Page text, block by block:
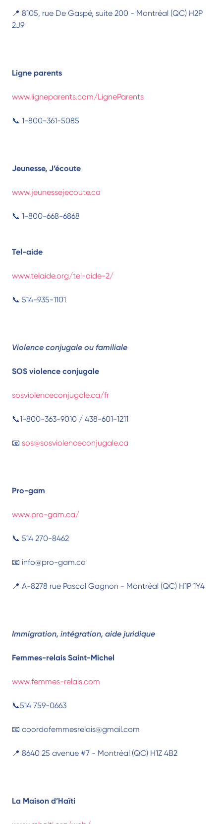
📍 8105, rue De Gaspé, suite 200 - Montréal (QC) H2P
2J9
Ligne parents
www.ligneparents.com/LigneParents
📞 1-800-361-5085
Jeunesse, J’écoute
www.jeunessejecoute.ca
📞 1-800-668-6868
Tel-aide
www.telaide.org/tel-aide-2/
📞 514-935-1101
Violence conjugale ou familiale
SOS violence conjugale
sosviolenceconjugale.ca/fr
📞1-800-363-9010 / 438-601-1211
📧 sos@sosviolenceconjugale.ca
Pro-gam
www.pro-gam.ca/
📞 514 270-8462
📧 info@pro-gam.ca
📍 A-8278 rue Pascal Gagnon - Montréal (QC) H1P 1Y4
Immigration, intégration, aide juridique
Femmes-relais Saint-Michel
www.femmes-relais.com
📞514 759-0663
📧 coordofemmesrelais@gmail.com
📍 8640 25 avenue #7 - Montréal (QC) H1Z 4B2
La Maison d’Haïti